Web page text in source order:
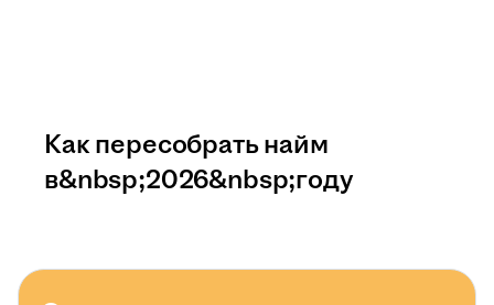
Как пересобрать найм
в&nbsp;2026&nbsp;году